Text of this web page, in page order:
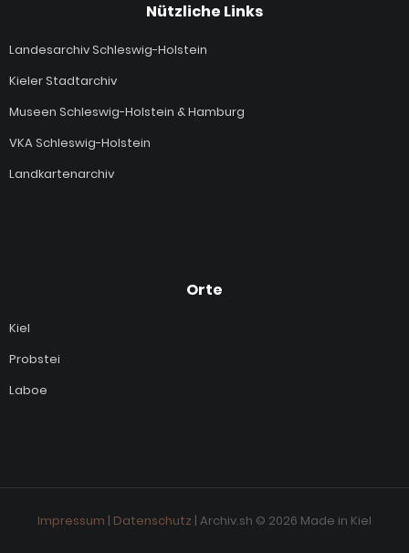
Nützliche Links
Landesarchiv Schleswig-Holstein
Kieler Stadtarchiv
Museen Schleswig-Holstein & Hamburg
VKA Schleswig-Holstein
Landkartenarchiv
Orte
Kiel
Probstei
Laboe
Impressum | Datenschutz | Archiv.sh © 2026 Made in Kiel